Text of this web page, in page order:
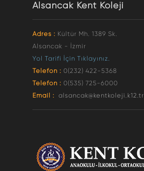
Alsancak Kent Koleji
Adres : Kültür Mh. 1389 Sk.
Alsancak - İzmir
Yol Tarifi İçin Tıklayınız.
Telefon : 0(232) 422-5368
Telefon : 0(535) 725-6000
Email : alsancak@kentkoleji.k12.tr